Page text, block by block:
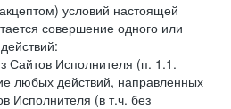
условий настоящей
совершение одного или
Сайтов Исполнителя (п. 1.1.
любых действий, направленных
Исполнителя (в т.ч. без